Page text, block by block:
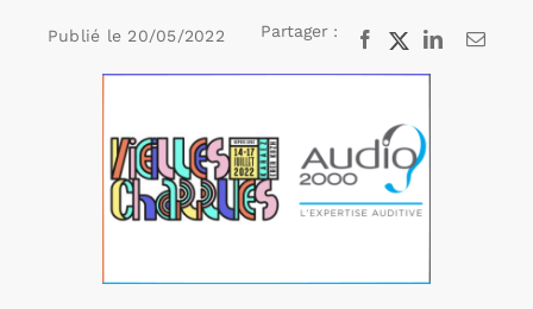
Annonces emploi
Publié le 20/05/2022 Partager : Facebook
X LinkedInEmail
agrandie